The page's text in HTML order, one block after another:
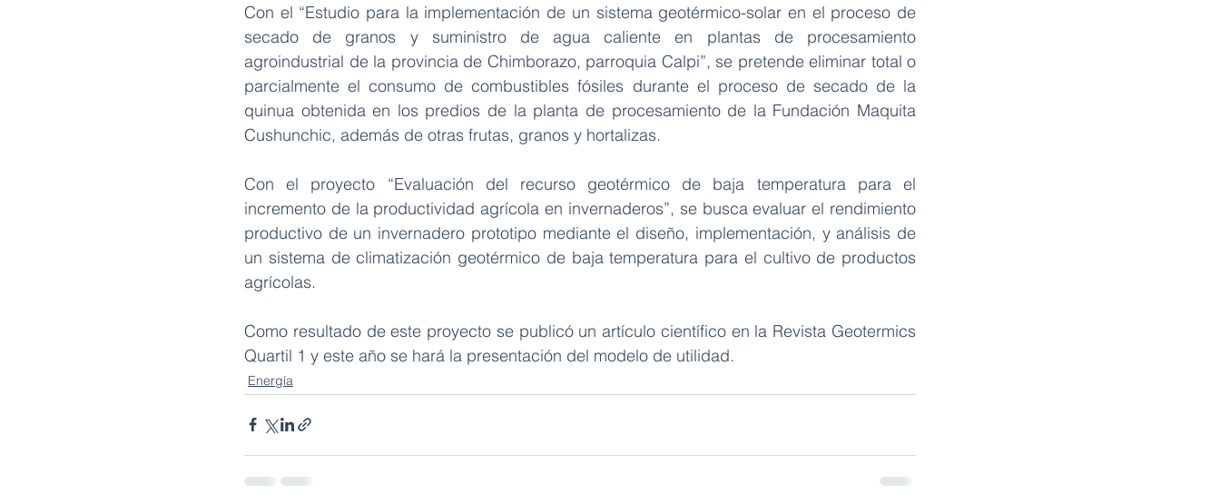
Con el “Estudio para la implementación de un sistema geotérmico-solar en el proceso de
secado de granos y suministro de agua caliente en plantas de procesamiento
agroindustrial de la provincia de Chimborazo, parroquia Calpi”, se pretende eliminar total o
parcialmente el consumo de combustibles fósiles durante el proceso de secado de la
quinua obtenida en los predios de la planta de procesamiento de la Fundación Maquita
Cushunchic, además de otras frutas, granos y hortalizas.
Con el proyecto “Evaluación del recurso geotérmico de baja temperatura para el
incremento de la productividad agrícola en invernaderos”, se busca evaluar el rendimiento
productivo de un invernadero prototipo mediante el diseño, implementación, y análisis de
un sistema de climatización geotérmico de baja temperatura para el cultivo de productos
agrícolas.
Como resultado de este proyecto se publicó un artículo científico en la Revista Geotermics
Quartil 1 y este año se hará la presentación del modelo de utilidad.
Energía